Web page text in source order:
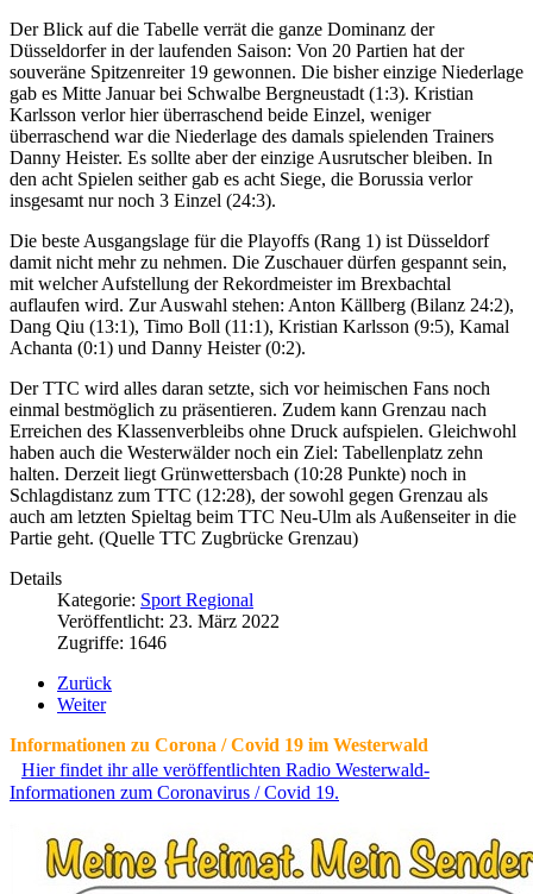
Der Blick auf die Tabelle verrät die ganze Dominanz der
Düsseldorfer in der laufenden Saison: Von 20 Partien hat der
souveräne Spitzenreiter 19 gewonnen. Die bisher einzige Niederlage
gab es Mitte Januar bei Schwalbe Bergneustadt (1:3). Kristian
Karlsson verlor hier überraschend beide Einzel, weniger
überraschend war die Niederlage des damals spielenden Trainers
Danny Heister. Es sollte aber der einzige Ausrutscher bleiben. In
den acht Spielen seither gab es acht Siege, die Borussia verlor
insgesamt nur noch 3 Einzel (24:3).
Die beste Ausgangslage für die Playoffs (Rang 1) ist Düsseldorf
damit nicht mehr zu nehmen. Die Zuschauer dürfen gespannt sein,
mit welcher Aufstellung der Rekordmeister im Brexbachtal
auflaufen wird. Zur Auswahl stehen: Anton Källberg (Bilanz 24:2),
Dang Qiu (13:1), Timo Boll (11:1), Kristian Karlsson (9:5), Kamal
Achanta (0:1) und Danny Heister (0:2).
Der TTC wird alles daran setzte, sich vor heimischen Fans noch
einmal bestmöglich zu präsentieren. Zudem kann Grenzau nach
Erreichen des Klassenverbleibs ohne Druck aufspielen. Gleichwohl
haben auch die Westerwälder noch ein Ziel: Tabellenplatz zehn
halten. Derzeit liegt Grünwettersbach (10:28 Punkte) noch in
Schlagdistanz zum TTC (12:28), der sowohl gegen Grenzau als
auch am letzten Spieltag beim TTC Neu-Ulm als Außenseiter in die
Partie geht. (Quelle TTC Zugbrücke Grenzau)
Details
Kategorie: Sport Regional
Veröffentlicht: 23. März 2022
Zugriffe: 1646
Zurück
Weiter
Informationen zu Corona / Covid 19 im Westerwald
Hier findet ihr alle veröffentlichten Radio Westerwald-
Informationen zum Coronavirus / Covid 19.